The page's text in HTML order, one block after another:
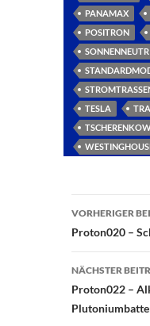
PANAMAX
POSITRON
TESLA
VORHERIGER
Proton020 –
NÄCHSTER
Proton022 –